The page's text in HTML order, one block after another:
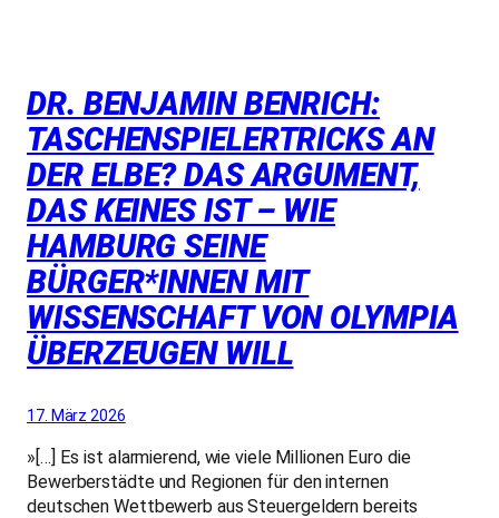
DR. BENJAMIN BENRICH:
TASCHENSPIELERTRICKS AN
DER ELBE? DAS ARGUMENT,
DAS KEINES IST – WIE
HAMBURG SEINE
BÜRGER*INNEN MIT
WISSENSCHAFT VON OLYMPIA
ÜBERZEUGEN WILL
17. März 2026
»[…] Es ist alarmierend, wie viele Millionen Euro die
Bewerberstädte und Regionen für den internen
deutschen Wettbewerb aus Steuergeldern bereits